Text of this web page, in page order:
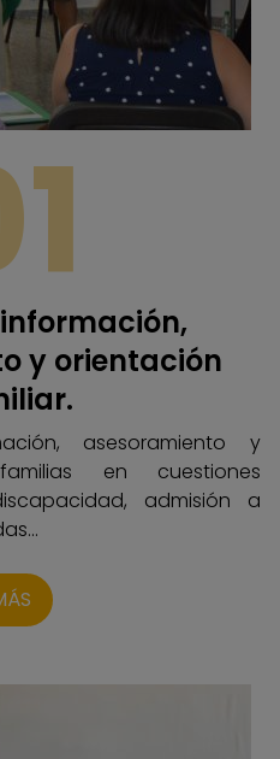
y orientación
asesoramiento y
en cuestiones
admisión a